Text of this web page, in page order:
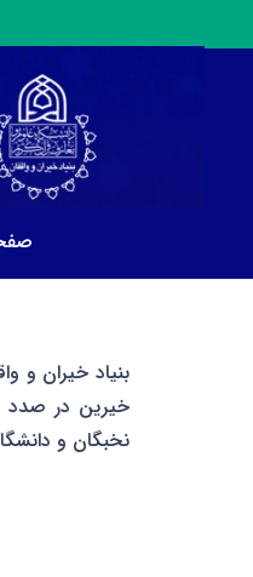
بنیاد خیران و
خیرین در صدد
نخبگان و